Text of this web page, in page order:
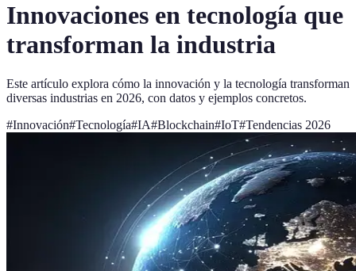
Innovaciones en tecnología que
transforman la industria
Este artículo explora cómo la innovación y la tecnología transforman
diversas industrias en 2026, con datos y ejemplos concretos.
#Innovación#Tecnología#IA#Blockchain#IoT#Tendencias 2026